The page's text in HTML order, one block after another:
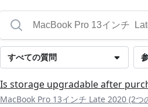
すべての質問
Is storage upgradable after
MacBook Pro 13インチ Late 2020 (2